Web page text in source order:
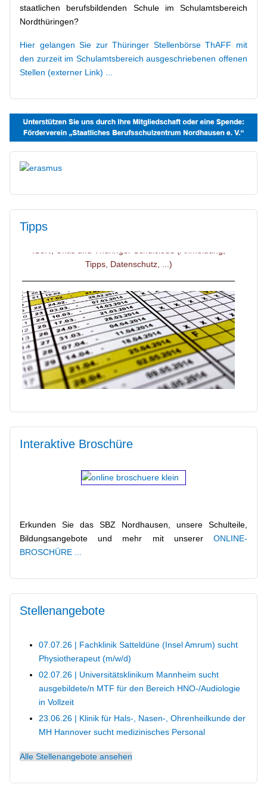
staatlichen berufsbildenden Schule im Schulamtsbereich
Nordthüringen?
Hier gelangen Sie zur Thüringer Stellenbörse ThAFF mit
den zurzeit im Schulamtsbereich ausgeschriebenen offenen
Stellen (externer Link) ...
Tipps
Tipps, Datenschutz, ...)
IServ, Untis und Thüringer Schulcloud (Anmeldung,
Tipps, Datenschutz, ...)
Interaktive Broschüre
Erkunden Sie das SBZ Nordhausen, unsere Schulteile,
Bildungsangebote und mehr mit unserer ONLINE-
BROSCHÜRE ...
Stellenangebote
07.07.26 | Fachklinik Satteldüne (Insel Amrum) sucht
Physiotherapeut (m/w/d)
02.07.26 | Universitätsklinikum Mannheim sucht
ausgebildete/n MTF für den Bereich HNO-/Audiologie
in Vollzeit
23.06.26 | Klinik für Hals-, Nasen-, Ohrenheilkunde der
MH Hannover sucht medizinisches Personal
Alle Stellenangebote ansehen